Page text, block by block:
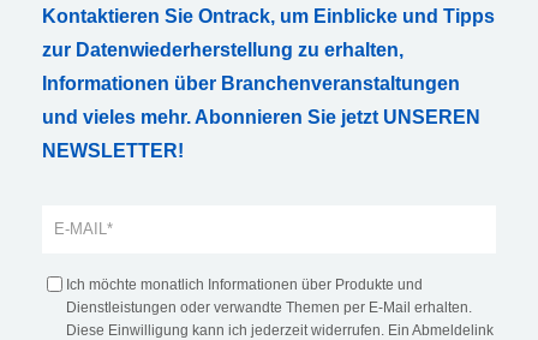
Kontaktieren Sie Ontrack, um Einblicke und Tipps
zur Datenwiederherstellung zu erhalten,
Informationen über Branchenveranstaltungen
und vieles mehr. Abonnieren Sie jetzt UNSEREN
NEWSLETTER!
Ich möchte monatlich Informationen über Produkte und
Dienstleistungen oder verwandte Themen per E-Mail erhalten.
Diese Einwilligung kann ich jederzeit widerrufen. Ein Abmeldelink